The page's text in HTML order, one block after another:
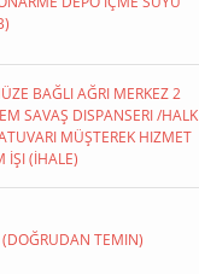
BAĞLI AĞRI MERKEZ 2
SAVAŞ DISPANSERI /HALK
MÜŞTEREK HIZMET
İŞI (İHALE)
TEMIN)